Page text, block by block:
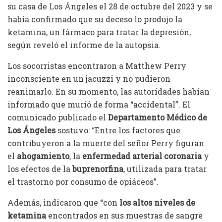
su casa de Los Ángeles el 28 de octubre del 2023 y se
había confirmado que su deceso lo produjo la
ketamina, un fármaco para tratar la depresión,
según reveló el informe de la autopsia.
Los socorristas encontraron a Matthew Perry
inconsciente en un jacuzzi y no pudieron
reanimarlo. En su momento, las autoridades habían
informado que murió de forma “accidental”. El
comunicado publicado el Departamento Médico de
Los Ángelessostuvo: “Entre los factores que
contribuyeron a la muerte del señor Perry figuran
el ahogamiento, la enfermedad arterial coronariay
los efectos de labuprenorfina, utilizada para tratar
el trastorno por consumo de opiáceos”.
Además, indicaron que “con los altos niveles de
ketaminaencontrados en sus muestras de sangre